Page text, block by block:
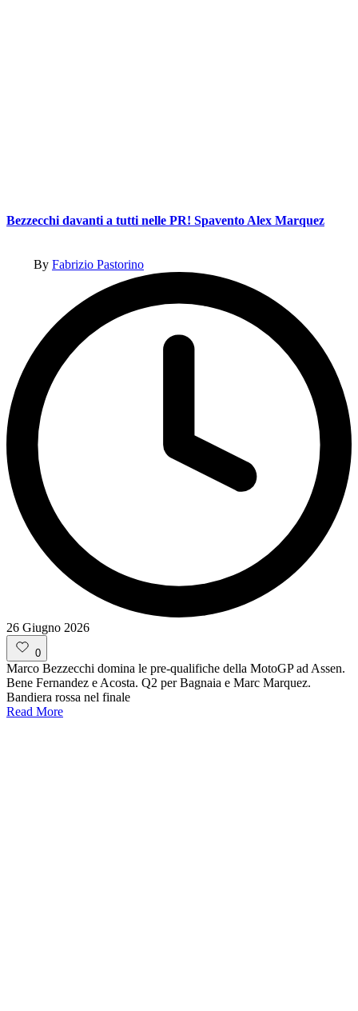
Bezzecchi davanti a tutti nelle PR! Spavento Alex Marquez
By Fabrizio Pastorino
26 Giugno 2026
0
Marco Bezzecchi domina le pre-qualifiche della MotoGP ad Assen.
Bene Fernandez e Acosta. Q2 per Bagnaia e Marc Marquez.
Bandiera rossa nel finale
Read More